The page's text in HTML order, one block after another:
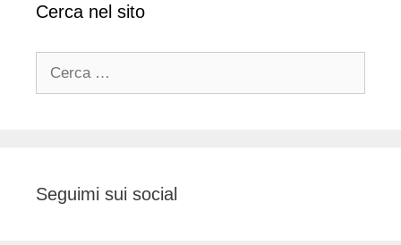
Cerca nel sito
Seguimi sui social